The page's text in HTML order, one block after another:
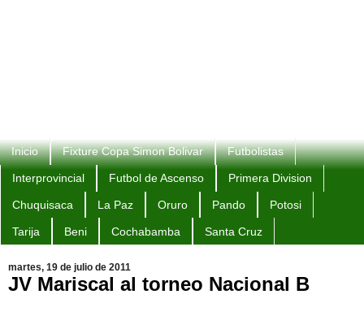
Inicio Fixture Copa Simon Bolivar Futbolistas
Interprovincial Futbol de Ascenso Primera Division
Chuquisaca La Paz Oruro Pando Potosi
Tarija Beni Cochabamba Santa Cruz
martes, 19 de julio de 2011
JV Mariscal al torneo Nacional B